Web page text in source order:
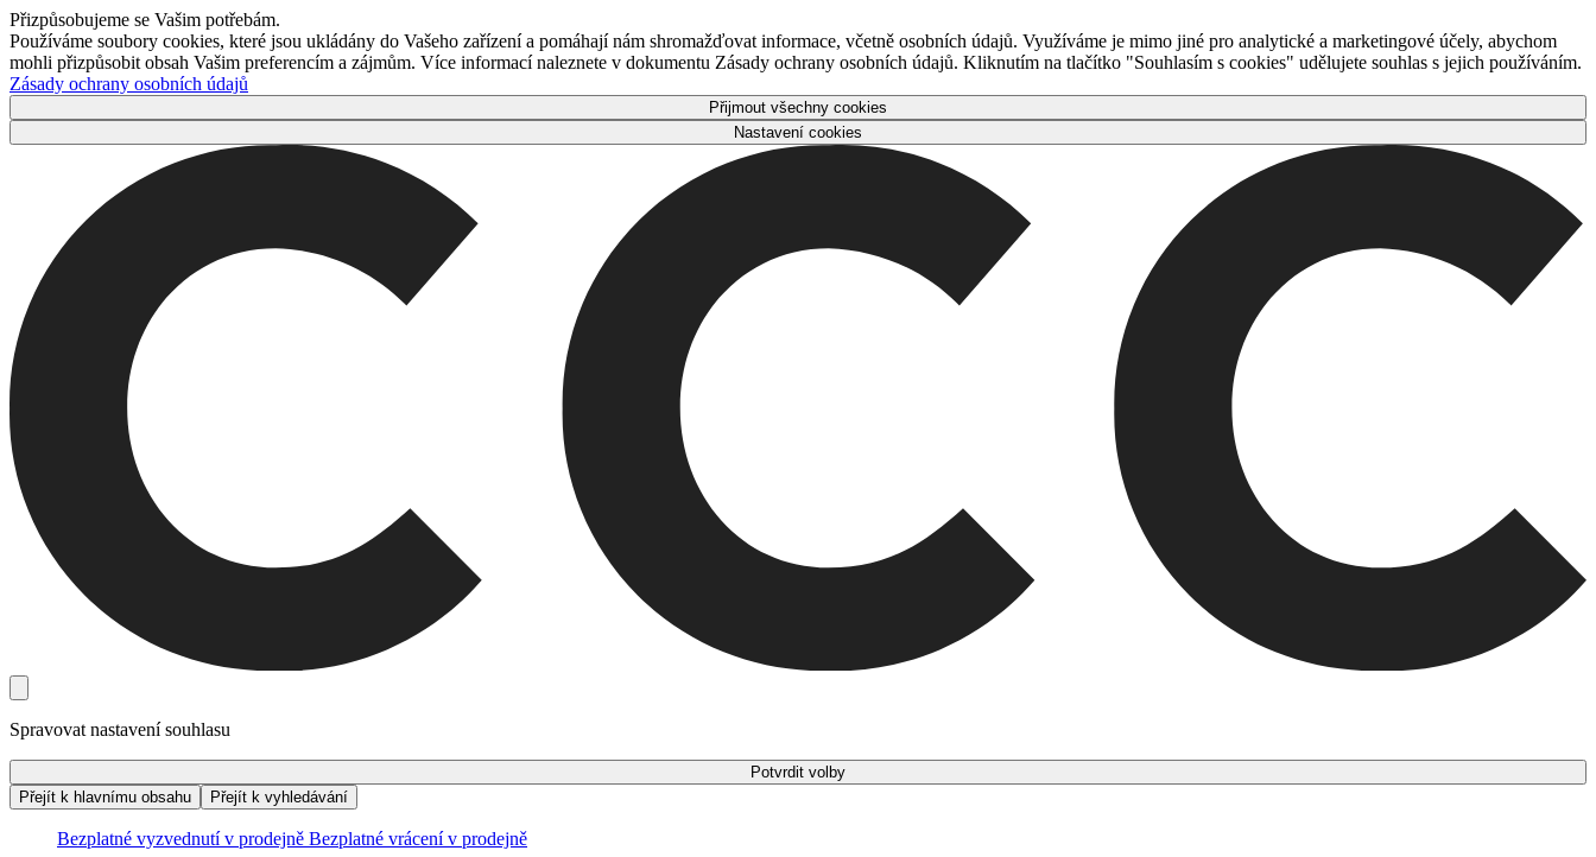
Přizpůsobujeme se Vašim potřebám.
Používáme soubory cookies, které jsou ukládány do Vašeho zařízení a pomáhají nám shromažďovat informace, včetně osobních údajů. Využíváme je mimo jiné pro analytické a marketingové účely, abychom
mohli přizpůsobit obsah Vašim preferencím a zájmům. Více informací naleznete v dokumentu Zásady ochrany osobních údajů. Kliknutím na tlačítko "Souhlasím s cookies" udělujete souhlas s jejich používáním.
Zásady ochrany osobních údajů
Přijmout všechny cookies
Nastavení cookies
Spravovat nastavení souhlasu
Potvrdit volby
Přejít k hlavnímu obsahu
Přejít k vyhledávání
Bezplatné vyzvednutí v prodejně Bezplatné vrácení v prodejně